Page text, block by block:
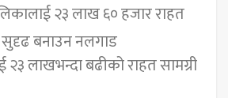
२३ लाख ६० हजार राहत
सुदृढ बनाउन नलगाड
लाखभन्दा बढीको राहत सामग्री